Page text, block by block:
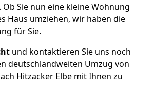
Ob Sie nun eine kleine Wohnung
Haus umziehen, wir haben die
für Sie.
und kontaktieren Sie uns noch
deutschlandweiten Umzug von
Hitzacker Elbe mit Ihnen zu